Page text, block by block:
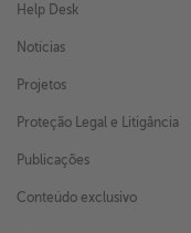
Help Desk
Notícias
Projetos
Proteção Legal e Litigância
Publicações
Conteúdo exclusivo